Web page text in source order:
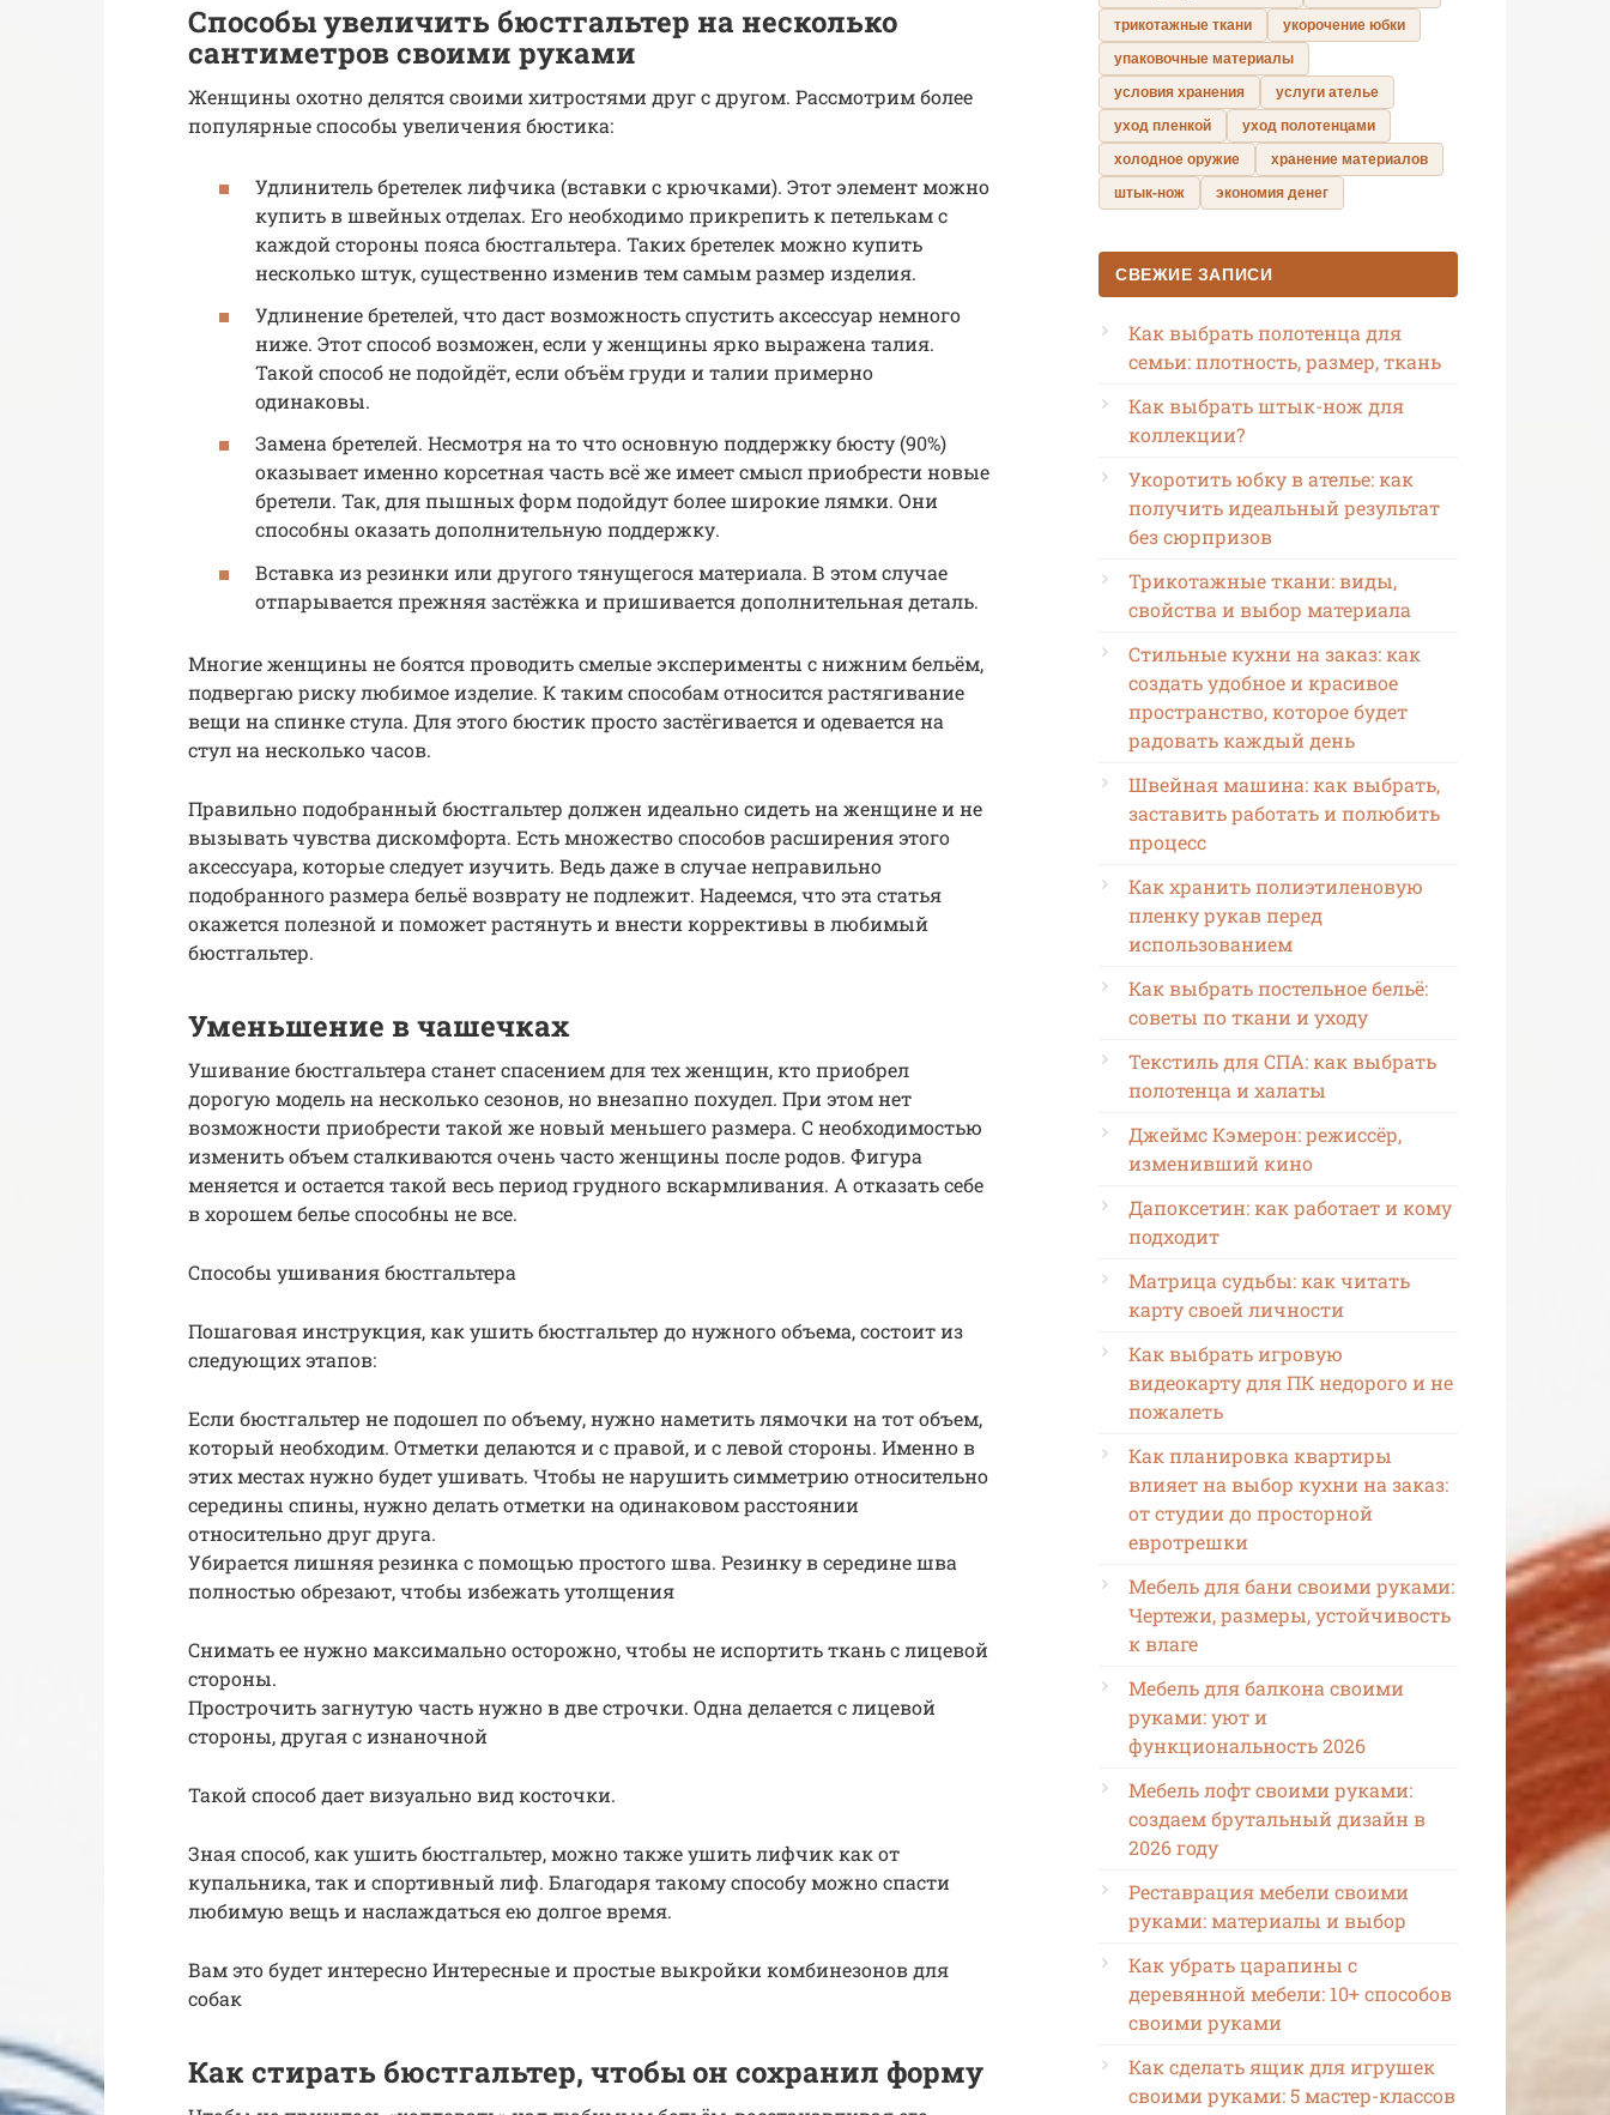
Способы увеличить бюстгальтер на несколько
сантиметров своими руками
Женщины охотно делятся своими хитростями друг с другом. Рассмотрим более
популярные способы увеличения бюстика:
Удлинитель бретелек лифчика (вставки с крючками). Этот элемент можно
купить в швейных отделах. Его необходимо прикрепить к петелькам с
каждой стороны пояса бюстгальтера. Таких бретелек можно купить
несколько штук, существенно изменив тем самым размер изделия.
Удлинение бретелей, что даст возможность спустить аксессуар немного
ниже. Этот способ возможен, если у женщины ярко выражена талия.
Такой способ не подойдёт, если объём груди и талии примерно
одинаковы.
Замена бретелей. Несмотря на то что основную поддержку бюсту (90%)
оказывает именно корсетная часть всё же имеет смысл приобрести новые
бретели. Так, для пышных форм подойдут более широкие лямки. Они
способны оказать дополнительную поддержку.
Вставка из резинки или другого тянущегося материала. В этом случае
отпарывается прежняя застёжка и пришивается дополнительная деталь.
Многие женщины не боятся проводить смелые эксперименты с нижним бельём,
подвергаю риску любимое изделие. К таким способам относится растягивание
вещи на спинке стула. Для этого бюстик просто застёгивается и одевается на
стул на несколько часов.
Правильно подобранный бюстгальтер должен идеально сидеть на женщине и не
вызывать чувства дискомфорта. Есть множество способов расширения этого
аксессуара, которые следует изучить. Ведь даже в случае неправильно
подобранного размера бельё возврату не подлежит. Надеемся, что эта статья
окажется полезной и поможет растянуть и внести коррективы в любимый
бюстгальтер.
Уменьшение в чашечках
Ушивание бюстгальтера станет спасением для тех женщин, кто приобрел
дорогую модель на несколько сезонов, но внезапно похудел. При этом нет
возможности приобрести такой же новый меньшего размера. С необходимостью
изменить объем сталкиваются очень часто женщины после родов. Фигура
меняется и остается такой весь период грудного вскармливания. А отказать себе
в хорошем белье способны не все.
Способы ушивания бюстгальтера
Пошаговая инструкция, как ушить бюстгальтер до нужного объема, состоит из
следующих этапов:
Если бюстгальтер не подошел по объему, нужно наметить лямочки на тот объем,
который необходим. Отметки делаются и с правой, и с левой стороны. Именно в
этих местах нужно будет ушивать. Чтобы не нарушить симметрию относительно
середины спины, нужно делать отметки на одинаковом расстоянии
относительно друг друга.
Убирается лишняя резинка с помощью простого шва. Резинку в середине шва
полностью обрезают, чтобы избежать утолщения
Снимать ее нужно максимально осторожно, чтобы не испортить ткань с лицевой
стороны.
Прострочить загнутую часть нужно в две строчки. Одна делается с лицевой
стороны, другая с изнаночной
Такой способ дает визуально вид косточки.
Зная способ, как ушить бюстгальтер, можно также ушить лифчик как от
купальника, так и спортивный лиф. Благодаря такому способу можно спасти
любимую вещь и наслаждаться ею долгое время.
Вам это будет интересно Интересные и простые выкройки комбинезонов для
собак
Как стирать бюстгальтер, чтобы он сохранил форму
трикотажные ткани
укорочение юбки
упаковочные материалы
условия хранения
услуги ателье
уход пленкой
уход полотенцами
холодное оружие
хранение материалов
штык-нож
экономия денег
СВЕЖИЕ ЗАПИСИ
Как выбрать полотенца для
семьи: плотность, размер, ткань
Как выбрать штык-нож для
коллекции?
Укоротить юбку в ателье: как
получить идеальный результат
без сюрпризов
Трикотажные ткани: виды,
свойства и выбор материала
Стильные кухни на заказ: как
создать удобное и красивое
пространство, которое будет
радовать каждый день
Швейная машина: как выбрать,
заставить работать и полюбить
процесс
Как хранить полиэтиленовую
пленку рукав перед
использованием
Как выбрать постельное бельё:
советы по ткани и уходу
Текстиль для СПА: как выбрать
полотенца и халаты
Джеймс Кэмерон: режиссёр,
изменивший кино
Дапоксетин: как работает и кому
подходит
Матрица судьбы: как читать
карту своей личности
Как выбрать игровую
видеокарту для ПК недорого и не
пожалеть
Как планировка квартиры
влияет на выбор кухни на заказ:
от студии до просторной
евротрешки
Мебель для бани своими руками:
Чертежи, размеры, устойчивость
к влаге
Мебель для балкона своими
руками: уют и
функциональность 2026
Мебель лофт своими руками:
создаем брутальный дизайн в
2026 году
Реставрация мебели своими
руками: материалы и выбор
Как убрать царапины с
деревянной мебели: 10+ способов
своими руками
Как сделать ящик для игрушек
своими руками: 5 мастер-классов